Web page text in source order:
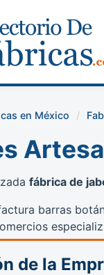
en México
fábrica de
barras
de la